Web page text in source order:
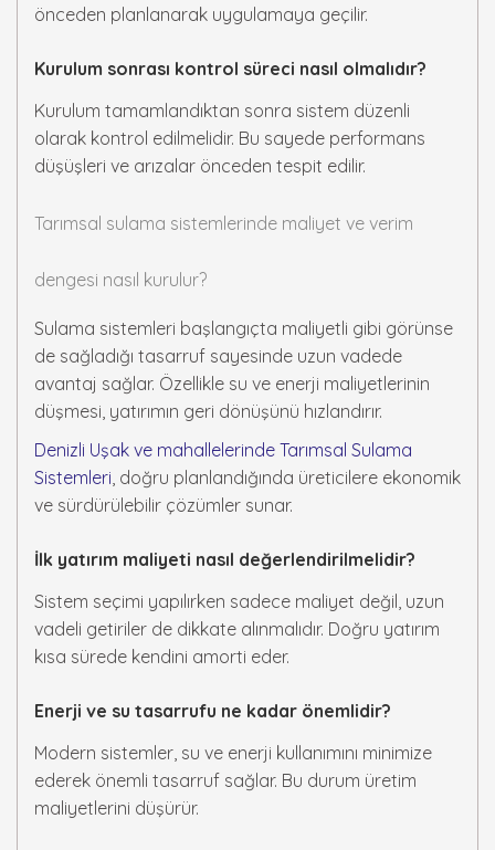
önceden planlanarak uygulamaya geçilir.
Kurulum sonrası kontrol süreci nasıl olmalıdır?
Kurulum tamamlandıktan sonra sistem düzenli
olarak kontrol edilmelidir. Bu sayede performans
düşüşleri ve arızalar önceden tespit edilir.
Tarımsal sulama sistemlerinde maliyet ve verim
dengesi nasıl kurulur?
Sulama sistemleri başlangıçta maliyetli gibi görünse
de sağladığı tasarruf sayesinde uzun vadede
avantaj sağlar. Özellikle su ve enerji maliyetlerinin
düşmesi, yatırımın geri dönüşünü hızlandırır.
Denizli Uşak ve mahallelerinde Tarımsal Sulama
Sistemleri, doğru planlandığında üreticilere ekonomik
ve sürdürülebilir çözümler sunar.
İlk yatırım maliyeti nasıl değerlendirilmelidir?
Sistem seçimi yapılırken sadece maliyet değil, uzun
vadeli getiriler de dikkate alınmalıdır. Doğru yatırım
kısa sürede kendini amorti eder.
Enerji ve su tasarrufu ne kadar önemlidir?
Modern sistemler, su ve enerji kullanımını minimize
ederek önemli tasarruf sağlar. Bu durum üretim
maliyetlerini düşürür.